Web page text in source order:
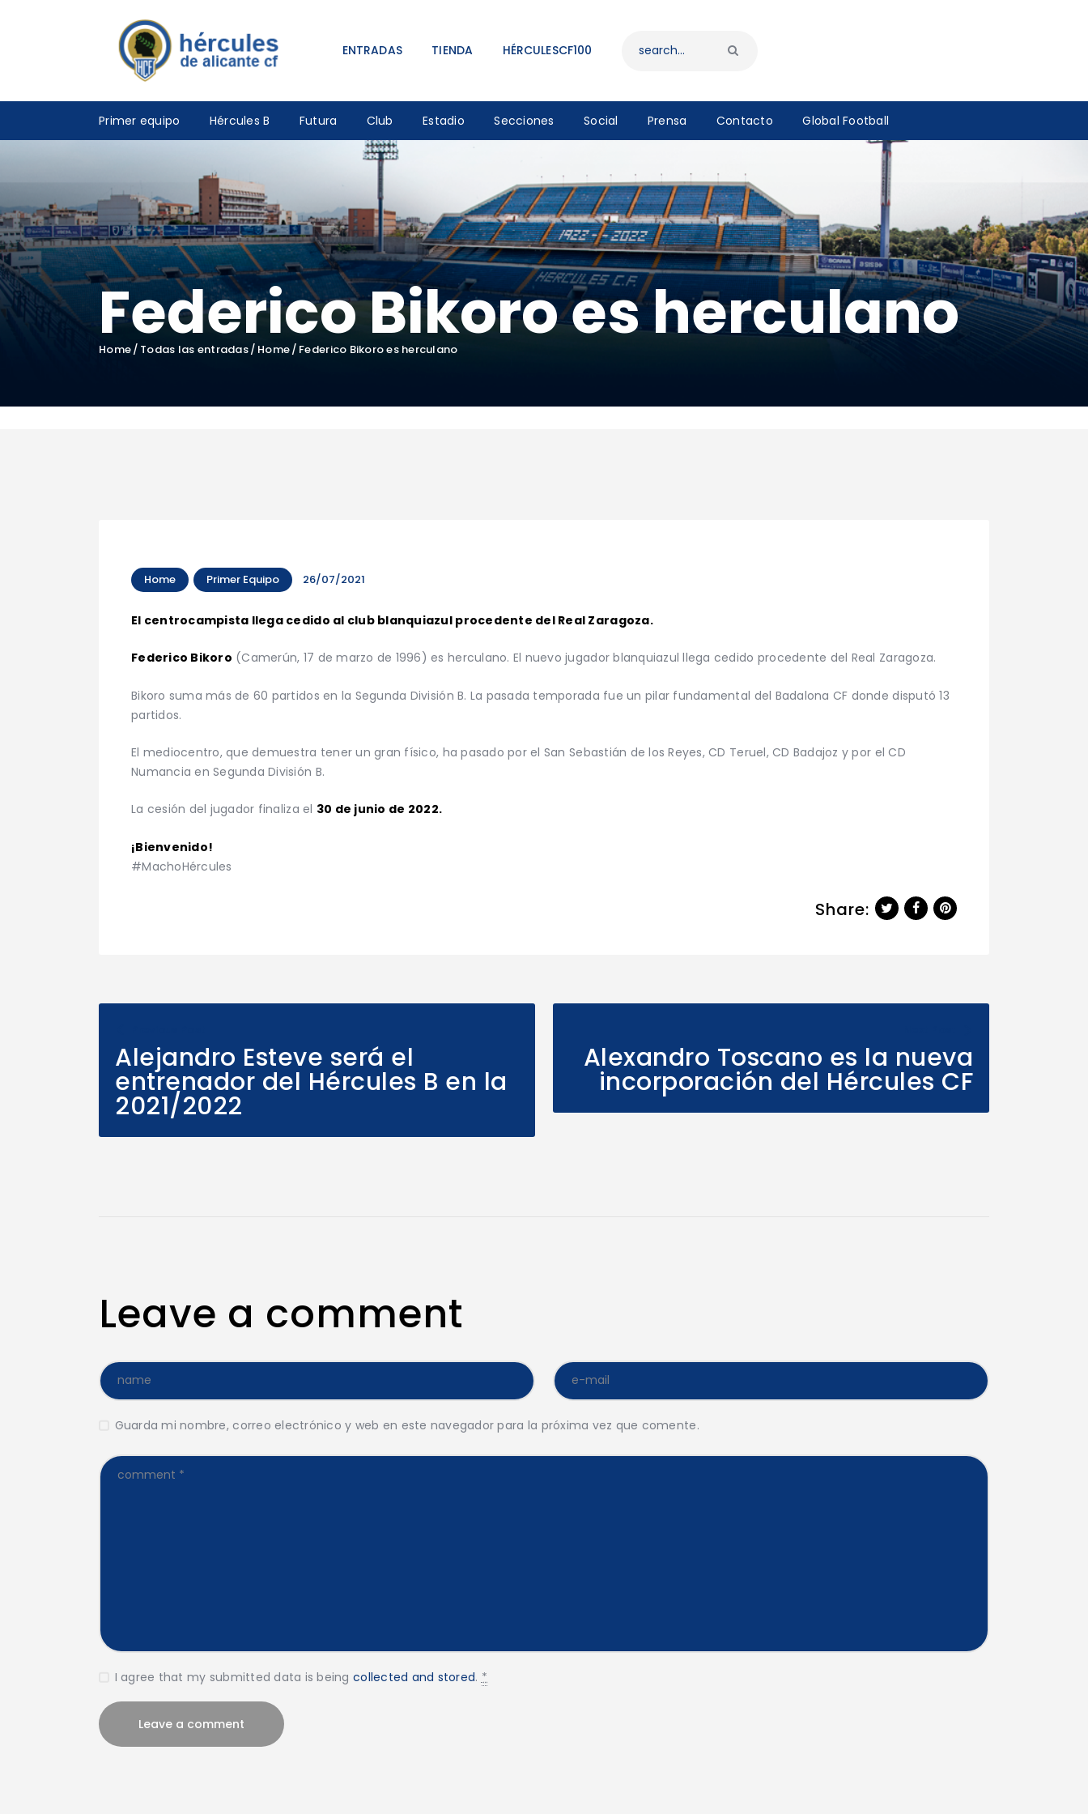
ENTRADAS TIENDA HÉRCULESCF100
Primer equipo Hércules B Futura Club Estadio Secciones Social Prensa Contacto Global Football
Federico Bikoro es herculano
Home Todas las entradas Home Federico Bikoro es herculano
TIENDA
Home Primer Equipo 26/07/2021
El centrocampista llega cedido al club blanquiazul procedente del Real Zaragoza.
Federico Bikoro (Camerún, 17 de marzo de 1996) es herculano. El nuevo jugador blanquiazul llega cedido procedente del Real Zaragoza.
Bikoro suma más de 60 partidos en la Segunda División B. La pasada temporada fue un pilar fundamental del Badalona CF donde disputó 13
partidos.
El mediocentro, que demuestra tener un gran físico, ha pasado por el San Sebastián de los Reyes, CD Teruel, CD Badajoz y por el CD
Numancia en Segunda División B.
La cesión del jugador finaliza el 30 de junio de 2022.
¡Bienvenido!
#MachoHércules
Share:
Alejandro Esteve será el
entrenador del Hércules B en la
2021/2022
Alexandro Toscano es la nueva
incorporación del Hércules CF
Leave a comment
Guarda mi nombre, correo electrónico y web en este navegador para la próxima vez que comente.
I agree that my submitted data is being collected and stored. *